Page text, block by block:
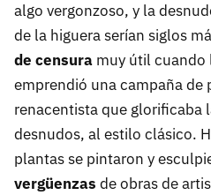
algo vergonzoso, y la
de la higuera serían siglos
de censura muy útil cuando
emprendió una campaña de
renacentista que glorificaba
desnudos, al estilo clásico.
plantas se pintaron y
vergüenzas de obras de